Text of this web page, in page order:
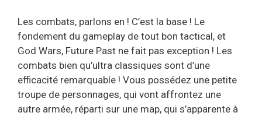
Les combats, parlons en ! C’est la base ! Le
fondement du gameplay de tout bon tactical, et
God Wars, Future Past ne fait pas exception ! Les
combats bien qu’ultra classiques sont d’une
efficacité remarquable ! Vous possédez une petite
troupe de personnages, qui vont affrontez une
autre armée, réparti sur une map, qui s’apparente à